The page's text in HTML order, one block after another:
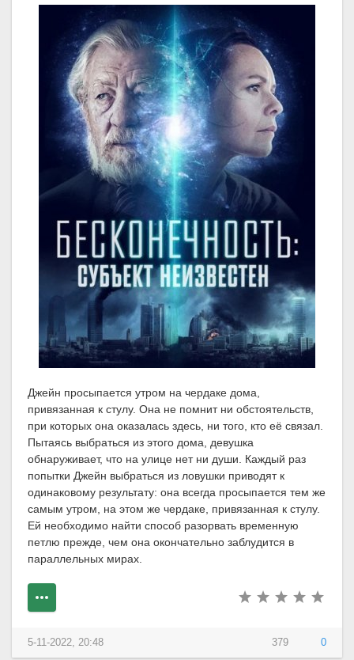
Джейн просыпается утром на чердаке дома,
привязанная к стулу. Она не помнит ни обстоятельств,
при которых она оказалась здесь, ни того, кто её связал.
Пытаясь выбраться из этого дома, девушка
обнаруживает, что на улице нет ни души. Каждый раз
попытки Джейн выбраться из ловушки приводят к
одинаковому результату: она всегда просыпается тем же
самым утром, на этом же чердаке, привязанная к стулу.
Ей необходимо найти способ разорвать временную
петлю прежде, чем она окончательно заблудится в
параллельных мирах.
379 0
5-11-2022, 20:48